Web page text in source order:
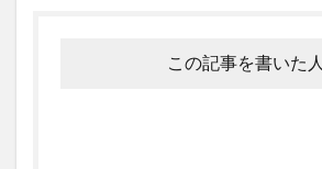
この記事を書いた人